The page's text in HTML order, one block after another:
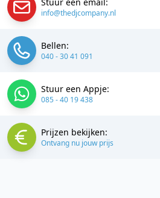
info@thedjcompany.nl
Bellen:
040 - 30 41 091
Stuur een Appje:
085 - 40 19 438
Prijzen bekijken:
Ontvang nu jouw prijs